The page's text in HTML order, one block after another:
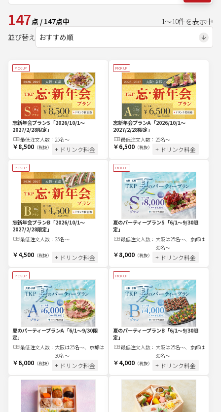
147点 / 147点中 1～10件を表示中
並び替え
PICK UP
忘新年会プランS 「2026/10/1～
2027/2/28限定」
最低注文人数： 25名〜
￥8,500（税抜） + ドリンク料金
PICK UP
忘新年会プランA「2026/10/1～
2027/2/28限定」
最低注文人数： 25名〜
￥6,500（税抜） + ドリンク料金
PICK UP
忘新年会プランB「2026/10/1～
2027/2/28限定」
最低注文人数： 25名〜
￥4,500（税抜） + ドリンク料金
PICK UP
夏のパーティープランS 「6/1～9/30限
定」
最低注文人数： 大阪は25名～、京都は
30名～
￥8,000（税抜） + ドリンク料金
PICK UP
夏のパーティープランA 「6/1～9/30限
定」
最低注文人数： 大阪は25名～、京都は
30名～
￥6,000（税抜） + ドリンク料金
PICK UP
夏のパーティープランB「6/1～9/30限
定」
最低注文人数： 大阪は25名～、京都は
30名～
￥4,000（税抜） + ドリンク料金